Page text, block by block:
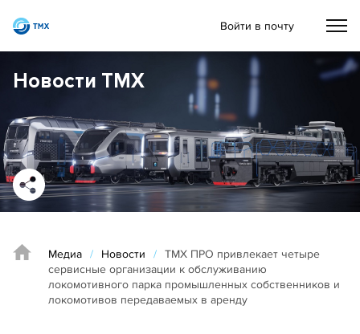
Войти в почту
Новости ТМХ
Медиа / Новости / ТМХ ПРО привлекает четыре
сервисные организации к обслуживанию
локомотивного парка промышленных собственников и
локомотивов передаваемых в аренду